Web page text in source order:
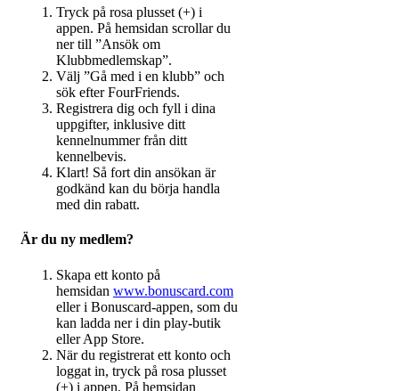
Tryck på rosa plusset (+) i
appen. På hemsidan scrollar du
ner till ”Ansök om
Klubbmedlemskap”.
Välj ”Gå med i en klubb” och
sök efter FourFriends.
Registrera dig och fyll i dina
uppgifter, inklusive ditt
kennelnummer från ditt
kennelbevis.
Klart! Så fort din ansökan är
godkänd kan du börja handla
med din rabatt.
Är du ny medlem?
Skapa ett konto på
hemsidan www.bonuscard.com
eller i Bonuscard-appen, som du
kan ladda ner i din play-butik
eller App Store.
När du registrerat ett konto och
loggat in, tryck på rosa plusset
(+) i appen. På hemsidan